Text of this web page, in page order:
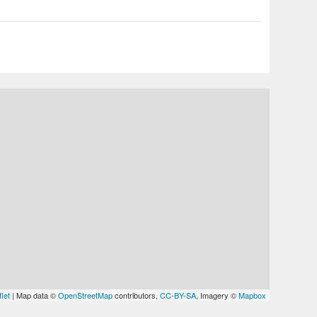
| Map data ©OpenStreetMapcontributors, CC-BY-SA, Imagery ©Mapbox